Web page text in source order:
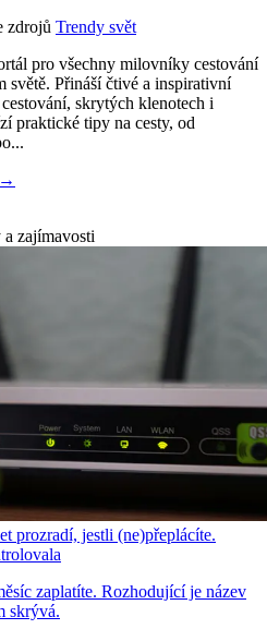
zdrojů Trendy svět
pro všechny milovníky cestování
světě. Přináší čtivé a inspirativní
skrytých klenotech i
praktické tipy na cesty, od
→
zajímavosti
prozradí, jestli (ne)přeplácíte.
zaplatíte. Rozhodující je název
skrývá.